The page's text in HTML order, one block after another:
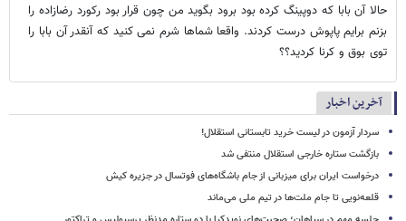
حالا آن بابا که دوپینگ کرده بود برود بگوید من چون قرار بود رکورد رضازاده را
بزنم برایم پاپوش درست کردند. واقعا شماها شرم نمی کنید که آنقدر آن بابا را
توی بوق و کرنا کردید؟؟
آخرین اخبار
سردار آزمون در لیست خرید تابستانی استقلال!
بازگشت ستاره خارجی استقلال منتفی شد
درخواست ایران برای میزبانی از جام باشگاه‌های فوتسال در جزیره کیش
قلعه‌نویی تا جام ملت‌ها در تیم ملی می‌ماند